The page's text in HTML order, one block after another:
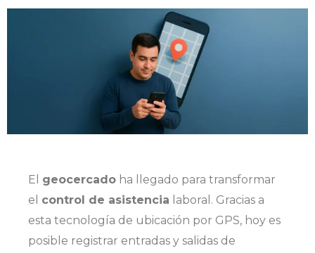
El geocercado ha llegado para transformar
el control de asistencia laboral. Gracias a
esta tecnología de ubicación por GPS, hoy es
posible registrar entradas y salidas de